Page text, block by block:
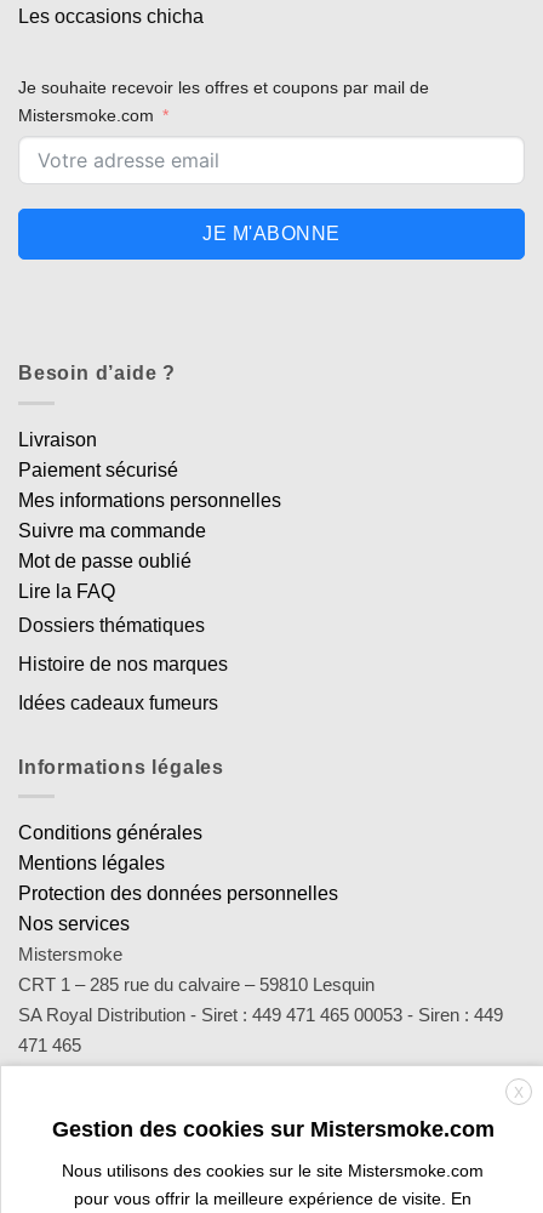
Les occasions chicha
Je souhaite recevoir les offres et coupons par mail de
Mistersmoke.com
JE M'ABONNE
Besoin d’aide ?
Livraison
Paiement sécurisé
Mes informations personnelles
Suivre ma commande
Mot de passe oublié
Lire la FAQ
Dossiers thématiques
Histoire de nos marques
Idées cadeaux fumeurs
Informations légales
Conditions générales
Mentions légales
Protection des données personnelles
Nos services
Mistersmoke
CRT 1 – 285 rue du calvaire – 59810 Lesquin
SA Royal Distribution - Siret : 449 471 465 00053 - Siren : 449
471 465
sav@mistersmoke.com ou par téléphone au 03 20 90 56 55 du
lundi au vendredi de 9h à 17h.
X
Gestion des cookies sur Mistersmoke.com
Nous utilisons des cookies sur le site Mistersmoke.com
pour vous offrir la meilleure expérience de visite. En